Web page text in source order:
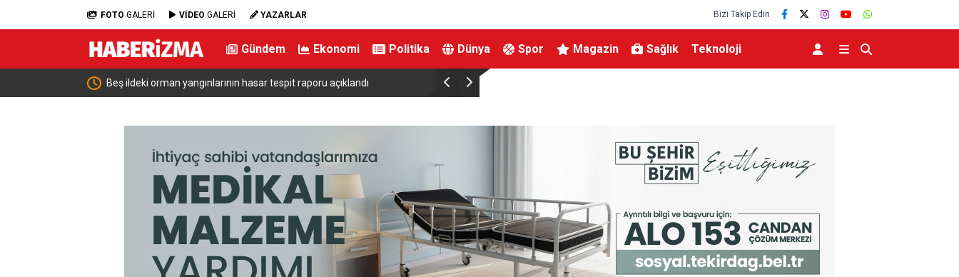
FOTO GALERİ VİDEO GALERİ YAZARLAR Bizi Takip Edin
Gündem Ekonomi Politika Dünya Spor Magazin Sağlık Teknoloji
Beş ildeki orman yangınlarının hasar tespit raporu açıklandı Avrupa’da göçmen kaçakçılığı operasyonu: 3 gözaltı